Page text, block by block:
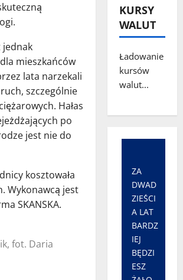
jednak
mieszkańców
lata narzekali
szczególnie
Hałas
po
jest nie do
kosztowała
Wykonawcą jest
SKANSKA.
fot. Daria
KURSY
WALUT
Ładowanie
kursów
walut...
ZA
DWAD
ZIEŚCI
A LAT
BARDZ
IEJ
BĘDZI
ESZ